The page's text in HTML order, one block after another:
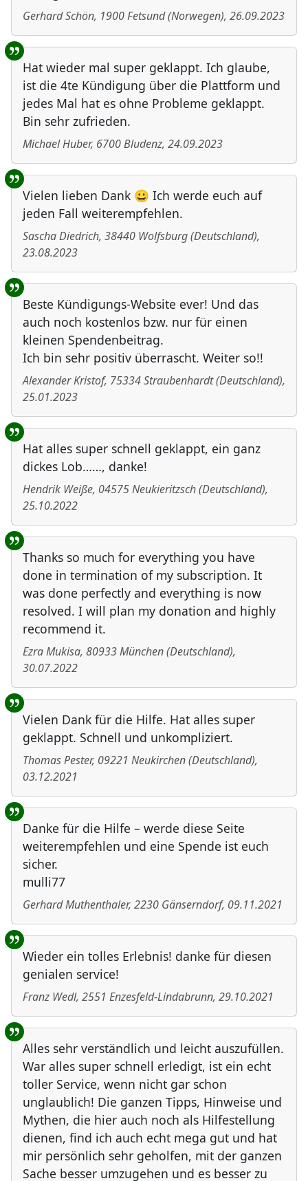
Gerhard Schön, 1900Fetsund(Norwegen), 26.09.2023
Hat wieder mal super geklappt. Ich glaube,
ist die 4te Kündigung über die Plattform und
jedes Mal hat es ohne Probleme geklappt.
Bin sehr zufrieden.
Michael Huber, 6700Bludenz, 24.09.2023
Vielen lieben Dank 😀 Ich werde euch auf
jeden Fall weiterempfehlen.
Sascha Diedrich, 38440 Wolfsburg(Deutschland),
23.08.2023
Beste Kündigungs-Website ever! Und das
auch noch kostenlos bzw. nur für einen
kleinen Spendenbeitrag.
Ich bin sehr positiv überrascht. Weiter so!!
Alexander Kristof, 75334Straubenhardt(Deutschland),
25.01.2023
Hat alles super schnell geklappt, ein ganz
dickes Lob……, danke!
Hendrik Weiße, 04575Neukieritzsch(Deutschland),
25.10.2022
Thanks so much for everything you have
done in termination of my subscription. It
was done perfectly and everything is now
resolved. I will plan my donation and highly
recommend it.
Ezra Mukisa, 80933München(Deutschland),
30.07.2022
Vielen Dank für die Hilfe. Hat alles super
geklappt. Schnell und unkompliziert.
Thomas Pester, 09221 Neukirchen(Deutschland),
03.12.2021
Danke für die Hilfe – werde diese Seite
weiterempfehlen und eine Spende ist euch
sicher.
mulli77
Gerhard Muthenthaler, 2230 Gänserndorf, 09.11.2021
Wieder ein tolles Erlebnis! danke für diesen
genialen service!
Franz Wedl, 2551 Enzesfeld-Lindabrunn, 29.10.2021
Alles sehr verständlich und leicht auszufüllen.
War alles super schnell erledigt, ist ein echt
toller Service, wenn nicht gar schon
unglaublich! Die ganzen Tipps, Hinweise und
Mythen, die hier auch noch als Hilfestellung
dienen, find ich auch echt mega gut und hat
mir persönlich sehr geholfen, mit der ganzen
Sache besser umzugehen und es besser zu